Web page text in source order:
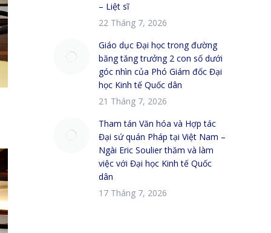
– Liệt sĩ
22 Tháng 7, 2026
Giáo dục Đại học trong đường
băng tăng trưởng 2 con số dưới
góc nhìn của Phó Giám đốc Đại
học Kinh tế Quốc dân
21 Tháng 7, 2026
Tham tán Văn hóa và Hợp tác
Đại sứ quán Pháp tại Việt Nam –
Ngài Eric Soulier thăm và làm
việc với Đại học Kinh tế Quốc
dân
17 Tháng 7, 2026